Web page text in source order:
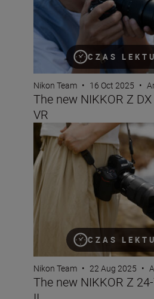
CZAS
Nikon Team • 16 Oct 2025 •
The new NIKKOR Z
VR
CZAS
The new NIKKOR Z 24-
Nikon Team • 22 Aug 2025 •
The new NIKKOR Z